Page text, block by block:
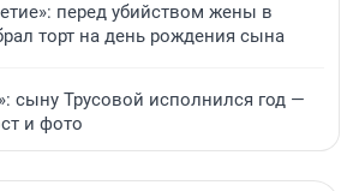
перед убийством жены в
торт на день рождения сына
сыну Трусовой исполнился год —
и фото